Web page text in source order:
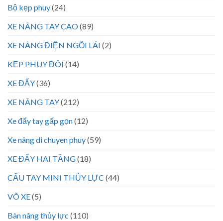
Bộ kẹp phuy(24)
XE NÂNG TAY CAO(89)
XE NÂNG ĐIỆN NGỒI LÁI (2)
KẸP PHUY ĐÔI (14)
XE ĐẨY(36)
XE NÂNG TAY(212)
Xe đẩy tay gấp gọn(12)
Xe nâng di chuyen phuy(59)
XE ĐẨY HAI TẦNG(18)
CẨU TAY MINI THỦY LỰC (44)
VÕ XE(5)
Bàn nâng thủy lực (110)